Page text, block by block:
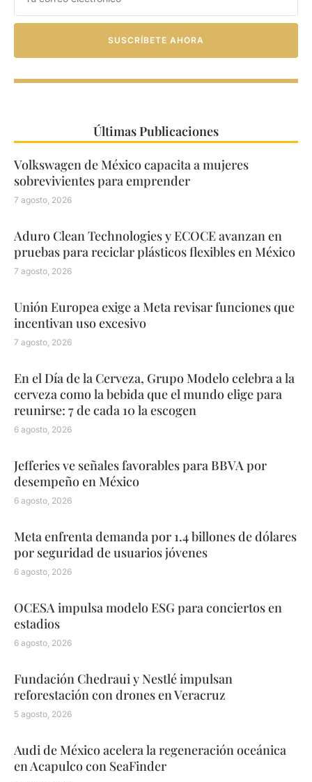
SUSCRÍBETE AHORA
Últimas Publicaciones
Volkswagen de México capacita a mujeres
sobrevivientes para emprender
7 agosto, 2026
Aduro Clean Technologies y ECOCE avanzan en
pruebas para reciclar plásticos flexibles en México
7 agosto, 2026
Unión Europea exige a Meta revisar funciones que
incentivan uso excesivo
7 agosto, 2026
En el Día de la Cerveza, Grupo Modelo celebra a la
cerveza como la bebida que el mundo elige para
reunirse: 7 de cada 10 la escogen
6 agosto, 2026
Jefferies ve señales favorables para BBVA por
desempeño en México
6 agosto, 2026
Meta enfrenta demanda por 1.4 billones de dólares
por seguridad de usuarios jóvenes
6 agosto, 2026
OCESA impulsa modelo ESG para conciertos en
estadios
6 agosto, 2026
Fundación Chedraui y Nestlé impulsan
reforestación con drones en Veracruz
5 agosto, 2026
Audi de México acelera la regeneración oceánica
en Acapulco con SeaFinder